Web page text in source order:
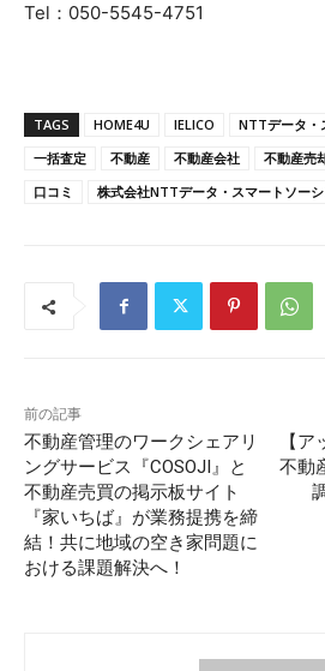
Tel：050-5545-4751
TAGS HOME4U IELICO
NTTデータ・
一括査定
不動産 不動産会社 不動産売
口コミ
株式会社NTTデータ・スマートソー
前の記事
不動産管理のワークシェアリ
ングサービス『COSOJI』と
不動産売買の掲示板サイト
『家いちば』が業務提携を締
結！共に地域の空き家問題に
おける課題解決へ！
【
不動